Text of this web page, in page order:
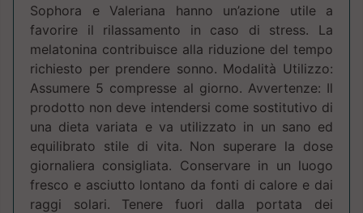
Sophora e Valeriana hanno un’azione utile a
favorire il rilassamento in caso di stress. La
melatonina contribuisce alla riduzione del tempo
richiesto per prendere sonno. Modalità Utilizzo:
Assumere 5 compresse al giorno. Avvertenze: Il
prodotto non deve intendersi come sostitutivo di
una dieta variata e va utilizzato in un sano ed
equilibrato stile di vita. Non superare la dose
giornaliera consigliata. Conservare in un luogo
fresco e asciutto lontano da fonti di calore e dai
raggi solari. Tenere fuori dalla portata dei